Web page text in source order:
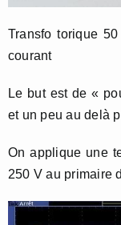
Transfo torique
courant
Le but est de «
et un peu au delà
On applique une
250 V au primaire